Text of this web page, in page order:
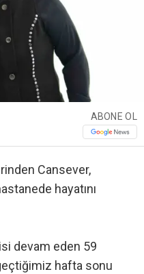
ABONE OL
Cansever,
hayatını
devam eden 59
hafta sonu